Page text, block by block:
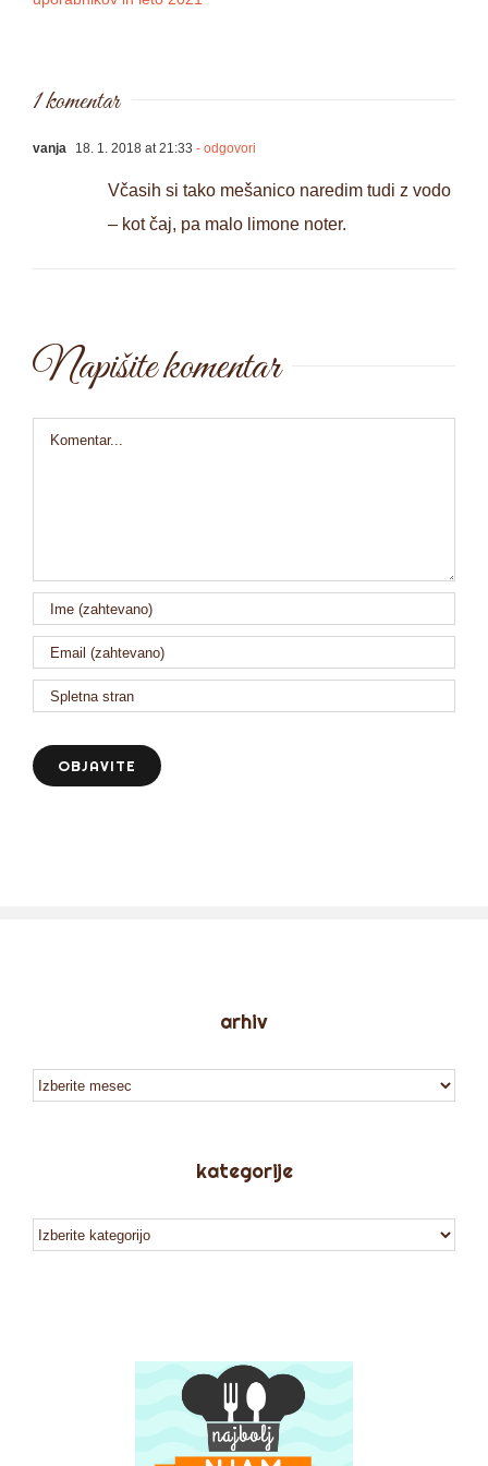
1 komentar
vanja 18. 1. 2018 at 21:33 - odgovori
Včasih si tako mešanico naredim tudi z vodo
– kot čaj, pa malo limone noter.
Napišite komentar
Comment
arhiv
arhiv
kategorije
kategorije